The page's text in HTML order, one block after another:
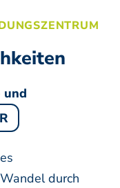
und
durch